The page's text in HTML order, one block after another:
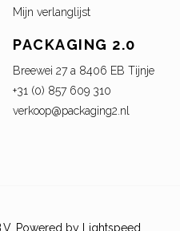
Mijn verlanglijst
PACKAGING 2.0
Breewei 27 a 8406 EB Tijnje
+31 (0) 857 609 310
verkoop@packaging2.nl
Powered by Lightspeed